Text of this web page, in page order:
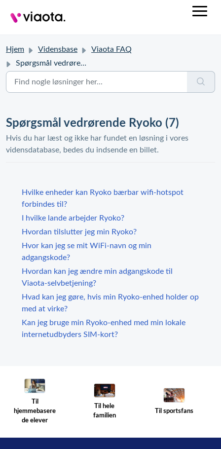
Hjem Vidensbase
Viaota FAQ
Spørgsmål vedrørende Ryoko
Spørgsmål vedrørende Ryoko (7)
Hvis du har læst og ikke har fundet en løsning i vores
vidensdatabase, bedes du indsende en billet.
Hvilke enheder kan Ryoko bærbar wifi-hotspot
forbindes til?
I hvilke lande arbejder Ryoko?
Hvordan tilslutter jeg min Ryoko?
Hvor kan jeg se mit WiFi-navn og min
adgangskode?
Hvordan kan jeg ændre min adgangskode til
Viaota-selvbetjening?
Hvad kan jeg gøre, hvis min Ryoko-enhed holder op
med at virke?
Kan jeg bruge min Ryoko-enhed med min lokale
internetudbyders SIM-kort?
Til
hjemmebasere
de elever
Til hele
familien
Til sportsfans